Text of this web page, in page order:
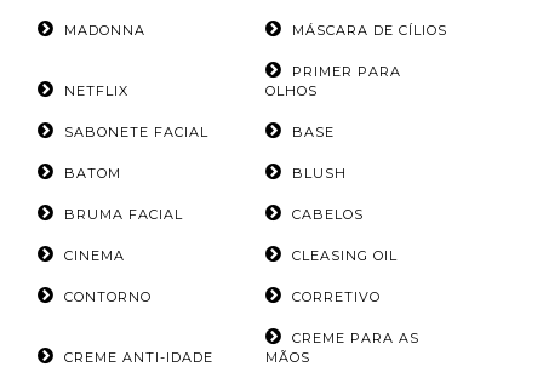
MADONNA MÁSCARA DE CÍLIOS
NETFLIX
PRIMER PARA
OLHOS
SABONETE FACIAL BASE
BATOM BLUSH
BRUMA FACIAL CABELOS
CINEMA CLEASING OIL
CONTORNO CORRETIVO
CREME ANTI-IDADE
CREME PARA AS
MÃOS